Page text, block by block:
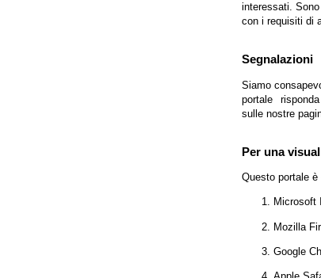
interessati.
con i requisiti di
Segnalazioni
Siamo
portale
sulle nostre
Per una
Questo portale
Microsoft
Mozilla
Google